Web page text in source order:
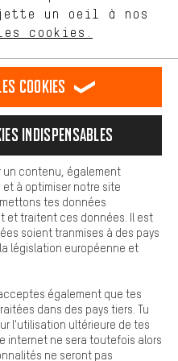
Deutsch español
d'Aix-la-Chapelle
Protection des données
Plateforme d'Alerte
Paramètres de cookies
(MwSt hors) plus les
versÉtats-Unis.
un oeil à nos
cookies.
cookies de confort, nous
ta disposition d'autres contenus et
as la possibilité d'utiliser des
exemple, nous proposons une
que tu puisses utiliser les
cookies
indispensables
un contenu, également
à optimiser notre site
tes données
et traitent ces données. Il est
soient tranmises à des pays
législation européenne et
également que tes
dans des pays tiers. Tu
l'utilisation ultérieure de tes
internet ne sera toutefois alors
ne seront pas